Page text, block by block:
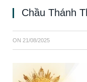
Chầu Thánh
ON 21/08/2025